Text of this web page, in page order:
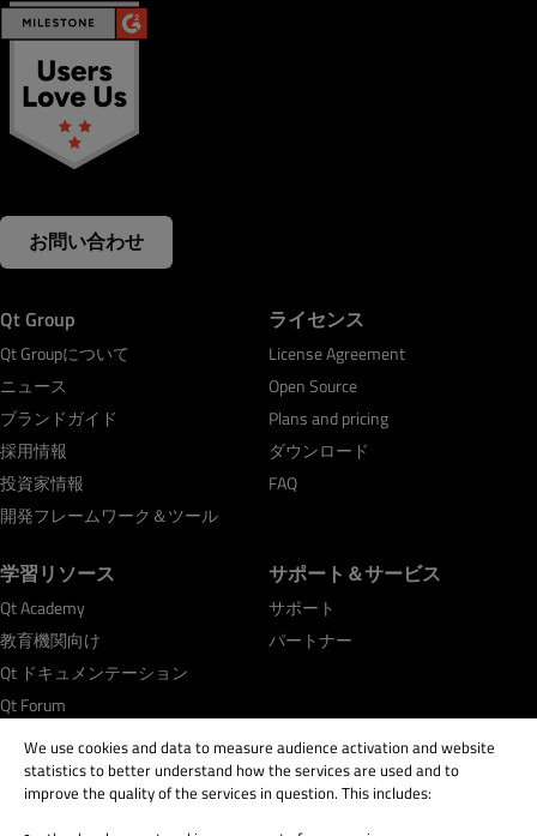
お問い合わせ
Qt Group
Qt Groupについて
ニュース
ブランドガイド
採用情報
投資家情報
開発フレームワーク＆ツール
ライセンス
License Agreement
Open Source
Plans and pricing
ダウンロード
FAQ
学習リソース
Qt Academy
教育機関向け
Qt ドキュメンテーション
Qt Forum
サポート＆サービス
サポート
パートナー
We use cookies and data to measure audience activation and website
statistics to better understand how the services are used and to
improve the quality of the services in question. This includes: